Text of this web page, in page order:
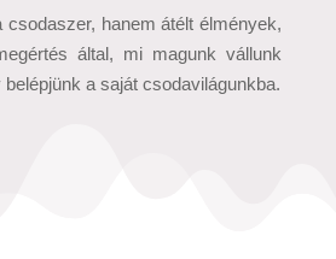
hanem átélt élmények,
által, mi magunk vállunk
a saját csodavilágunkba.